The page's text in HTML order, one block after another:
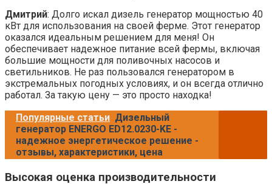
Дмитрий: Долго искал дизель генератор мощностью 40
кВт для использования на своей ферме. Этот генератор
оказался идеальным решением для меня! Он
обеспечивает надежное питание всей фермы, включая
большие мощности для поливочных насосов и
светильников. Не раз пользовался генератором в
экстремальных погодных условиях, и он всегда отлично
работал. За такую цену — это просто находка!
Популярные статьи Дизельный
генератор ENERGO ED12.0230-KE -
надежное энергетическое решение -
отзывы, характеристики, цена
Высокая оценка производительности